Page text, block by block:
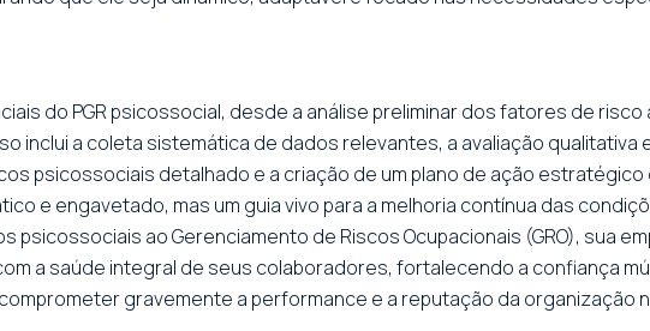
do PGR psicossocial, desde a análise preliminar dos fatores de
inclui a coleta sistemática de dados relevantes, a avaliação qualitativa
psicossociais detalhado e a criação de um plano de ação estratégico
e engavetado, mas um guia vivo para a melhoria contínua das
psicossociais ao Gerenciamento de Riscos Ocupacionais (GRO), sua
a saúde integral de seus colaboradores, fortalecendo a confiança
gravemente a performance e a reputação da organização